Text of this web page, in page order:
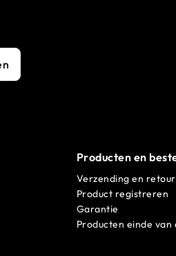
Producten en
Verzending en
Product registreren
Garantie
Producten einde van